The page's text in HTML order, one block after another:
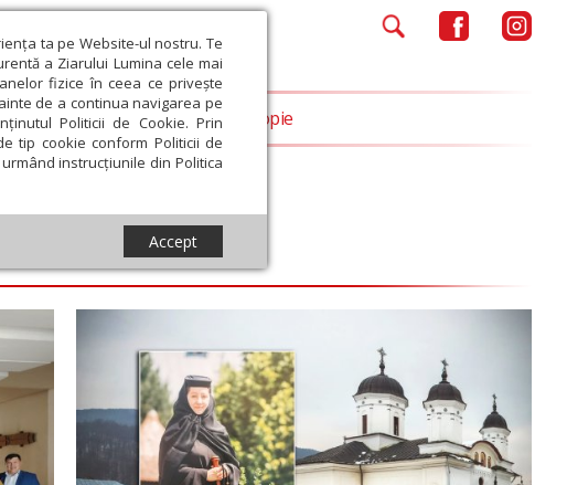
ta pe Website-ul nostru. Te
a Ziarului Lumina cele mai
fizice în ceea ce privește
de a continua navigarea pe
Politicii de Cookie. Prin
tip cookie conform Politicii de
instrucțiunile din Politica
Accept
Opinii Filantropie